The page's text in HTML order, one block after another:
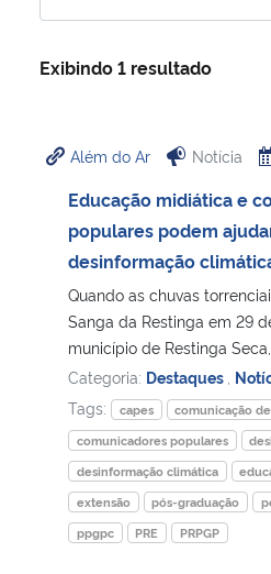
Ministério da Cidadania
Ministério de Minas e Energia
Ministério da Ciência, Tecnologia,
Ministério do Meio Ambiente
Ministério do Turismo
Ministério do Desenvolvimento Regional
Exibindo 1 resultado
Além do Ar Notícia
Educação midiática e
populares podem
desinformação
Quando as chuvas
Sanga da Restinga em 29
município de Restinga
Categoria: Destaques
Tags:
capes
comunicação
comunicadores populares
desinformação climática
extensão
pós-graduação
ppgpc
PRE PRPGP